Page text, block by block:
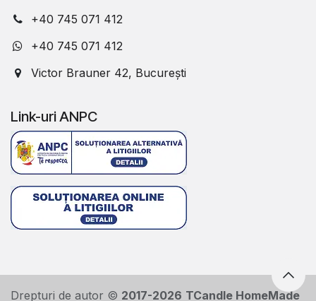
+40 745 071 412
+40 745 071 412
Victor Brauner 42, București
Link-uri ANPC
Drepturi de autor © 2017-2026 TCandle HomeMade